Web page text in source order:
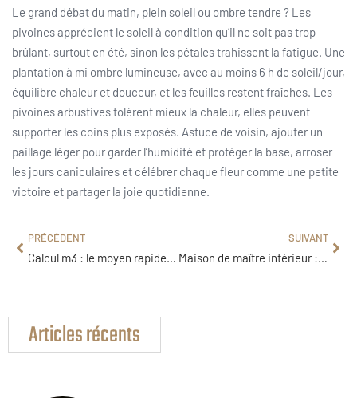
Le grand débat du matin, plein soleil ou ombre tendre ? Les
pivoines apprécient le soleil à condition qu’il ne soit pas trop
brûlant, surtout en été, sinon les pétales trahissent la fatigue. Une
plantation à mi ombre lumineuse, avec au moins 6 h de soleil/jour,
équilibre chaleur et douceur, et les feuilles restent fraîches. Les
pivoines arbustives tolèrent mieux la chaleur, elles peuvent
supporter les coins plus exposés. Astuce de voisin, ajouter un
paillage léger pour garder l’humidité et protéger la base, arroser
les jours caniculaires et célébrer chaque fleur comme une petite
victoire et partager la joie quotidienne.
PRÉCÉDENT
Calcul m3 : le moyen rapide pour estimer béton, piscine et déménagement ?
SUIVANT
Maison de maître intérieur : comment concilier le charme d’époque et confort moderne ?
Articles récents